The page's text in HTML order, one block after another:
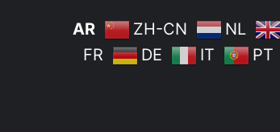
AR ZH-CN NL
FR
DE IT PT